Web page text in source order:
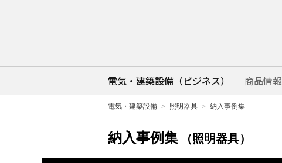
電気・建築設備（ビジネス） 商品情報
電気・建築設備 照明器具 納入事例集
納入事例集 （照明器具）